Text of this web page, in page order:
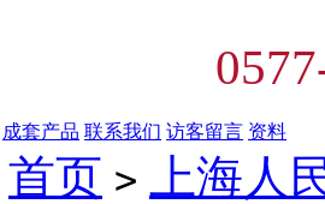
成套产品 联系我们 访客留言 资料
首页 >
上海人